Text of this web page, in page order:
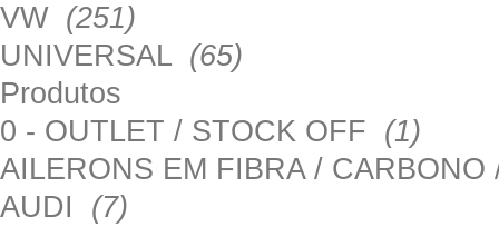
VW (251)
UNIVERSAL (65)
Produtos
0 - OUTLET / STOCK OFF (1)
AILERONS EM FIBRA /
AUDI (7)